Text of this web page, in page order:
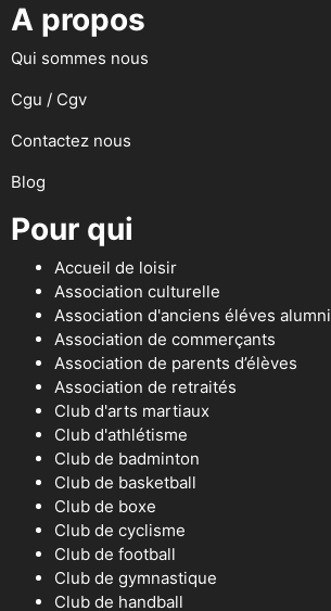
A propos
Qui sommes nous
Cgu / Cgv
Contactez nous
Blog
Pour qui
Accueil de loisir
Association culturelle
Association d'anciens éléves alumni
Association de commerçants
Association de parents d’élèves
Association de retraités
Club d'arts martiaux
Club d'athlétisme
Club de badminton
Club de basketball
Club de boxe
Club de cyclisme
Club de football
Club de gymnastique
Club de handball